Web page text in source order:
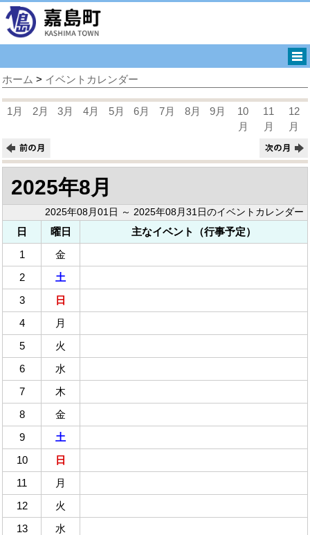
ホーム > イベントカレンダー
1月 2月 3月 4月 5月 6月 7月 8月 9月
10
月
11
月
12
月
2025年8月
2025年08月01日 ～ 2025年08月31日のイベントカレンダー
日 曜日
主なイベント（行事予定）
1
金
2
土
3
日
4
月
5
火
6
水
7
木
8
金
9
土
10
日
11
月
12
火
13
水